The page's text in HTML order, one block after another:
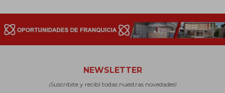
NEWSLETTER
¡Suscribite y recibí todas nuestras novedades!